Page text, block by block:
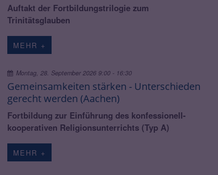
Auftakt der Fortbildungstrilogie zum
Trinitätsglauben
MEHR +
Gemeinsamkeiten stärken - Unterschieden
gerecht werden (Aachen)
Montag, 28. September 2026 9:00 - 16:30
Fortbildung zur Einführung des konfessionell-
kooperativen Religionsunterrichts (Typ A)
MEHR +